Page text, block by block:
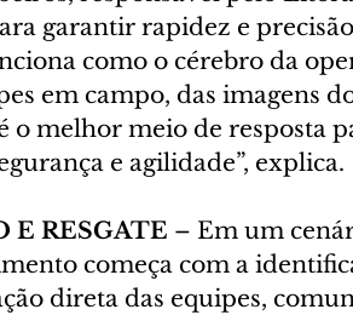
garantir rapidez e
como o cérebro da
em campo, das imagens
o melhor meio de resposta
e agilidade”, explica.
RESGATE – Em um
começa com a
direta das equipes,